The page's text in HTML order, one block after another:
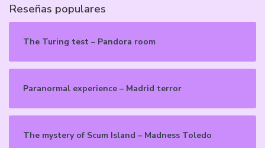
Reseñas populares
The Turing test – Pandora room
Paranormal experience – Madrid terror
The mystery of Scum Island – Madness Toledo